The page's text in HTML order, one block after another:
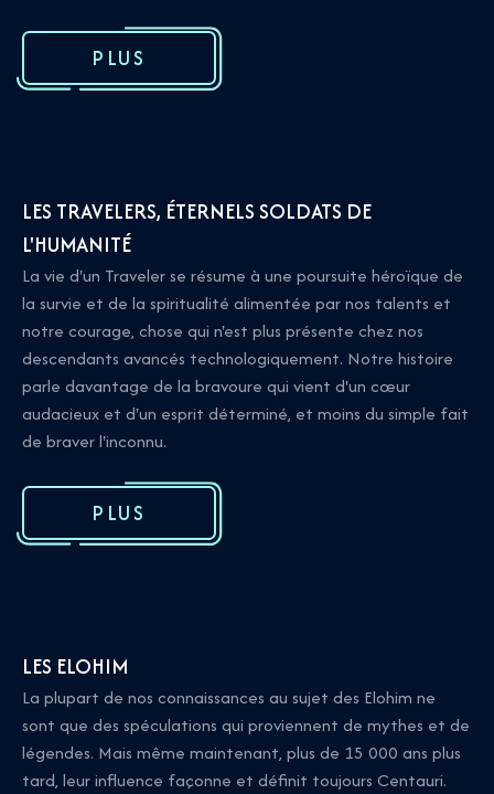
PLUS
LES TRAVELERS, ÉTERNELS SOLDATS DE
L'HUMANITÉ
La vie d'un Traveler se résume à une poursuite héroïque de
la survie et de la spiritualité alimentée par nos talents et
notre courage, chose qui n'est plus présente chez nos
descendants avancés technologiquement. Notre histoire
parle davantage de la bravoure qui vient d'un cœur
audacieux et d'un esprit déterminé, et moins du simple fait
de braver l'inconnu.
PLUS
LES ELOHIM
La plupart de nos connaissances au sujet des Elohim ne
sont que des spéculations qui proviennent de mythes et de
légendes. Mais même maintenant, plus de 15 000 ans plus
tard, leur influence façonne et définit toujours Centauri.